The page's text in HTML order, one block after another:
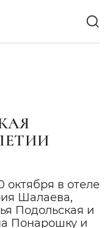
в отеле
Шалаева,
Подольская и
Понарошку и